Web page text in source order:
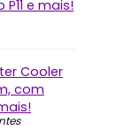
e mais!
Cooler
com